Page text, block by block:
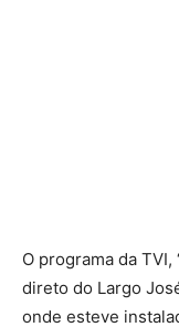
O programa da
direto do Largo
onde esteve